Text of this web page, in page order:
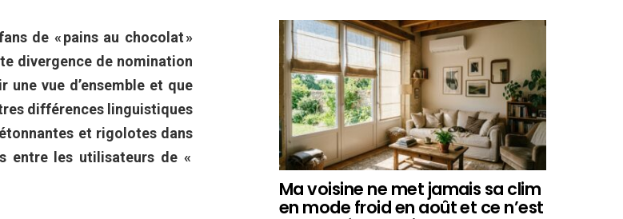
de « pains au chocolat »
divergence de nomination
une vue d’ensemble et que
différences linguistiques
et rigolotes dans
entre les utilisateurs de «
Ma voisine ne met jamais sa clim
en mode froid en août et ce n’est